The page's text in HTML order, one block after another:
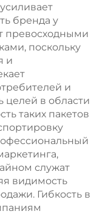
бренда у
превосходными
поскольку
и
и
целей в области
таких пакетов
служат
видимость
Гибкость в